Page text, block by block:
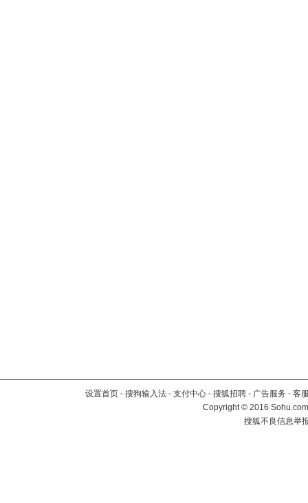
设置首页 - 搜狗输入法 - 支付中心 - 搜狐招聘 - 广告服务 - 客
Copyright©2016
搜狐不良信息举